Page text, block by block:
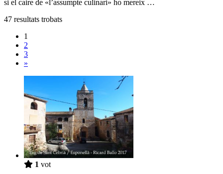
si el caire de «l’assumpte culinari» ho mereix …
47 resultats trobats
1
2
3
»
1 vot